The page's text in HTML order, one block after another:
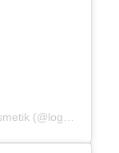
Ein Beitrag geteilt von Logona Naturkosmetik (@logona_naturkosmetik)